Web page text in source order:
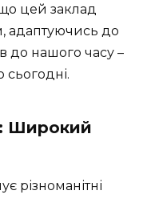
цей заклад
адаптуючись до
до нашого часу –
Широкий
різноманітні